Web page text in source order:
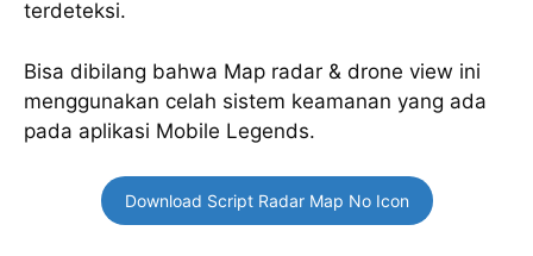
terdeteksi.
Bisa dibilang bahwa Map radar & drone view ini
menggunakan celah sistem keamanan yang ada
pada aplikasi Mobile Legends.
Download Script Radar Map No Icon